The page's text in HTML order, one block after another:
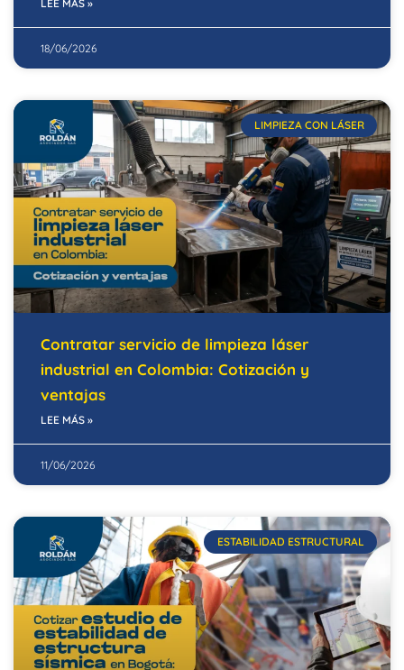
LEE MÁS »
18/06/2026
LIMPIEZA CON LÁSER
Contratar servicio de limpieza láser
industrial en Colombia: Cotización y
ventajas
LEE MÁS »
11/06/2026
ESTABILIDAD ESTRUCTURAL